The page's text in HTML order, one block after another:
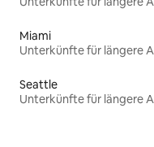
Miami
Seattle